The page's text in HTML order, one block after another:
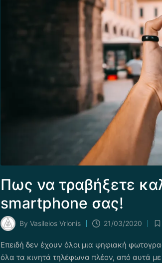
Πως να τραβήξετε
smartphone σας!
Posted
by
By Vasileios Vrionis 21/03/2020
Επειδή δεν έχουν όλοι μια ψηφιακή
όλα τα κινητά τηλέφωνα πλέον, από αυτά